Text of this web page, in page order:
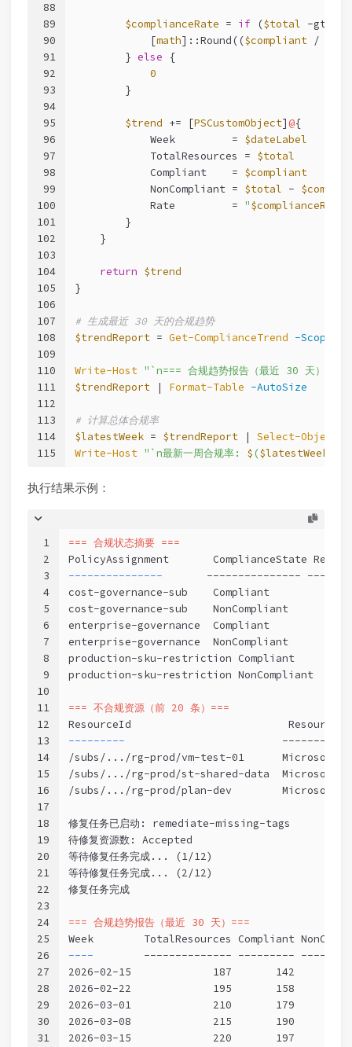
88
89
90
91
92
93
94
95
96
97
98
99
100
101
102
103
104
105
106
107
108
109
110
111
112
113
114
115
$complianceRate = if ($total -gt
            [
math]::Round(($compliant /
        }
else {
0
        }
$trend += [PSCustomObject] @{
            Week         =
$dateLabel
            TotalResources =
$total
            Compliant    =
$compliant
            NonCompliant =
$total -
            Rate         =
"$complianceRate
        }
    }
return $trend
}
# 生成最近 30 天的合规趋势
$trendReport = Get-ComplianceTrend -Scope
Write-Host "`n=== 合规趋势报告（最近 30 天）==="
$trendReport | Format-Table -AutoSize
# 计算总体合规率
$latestWeek = $trendReport | Select-Object
Write-Host "`n最新一周合规率: $ ($latestWeek
执行结果示例：
1
2
3
4
5
6
7
8
9
10
11
12
13
14
15
16
17
18
19
20
21
22
23
24
25
26
27
28
29
30
31
=== 合规状态摘要 ===
PolicyAssignment       ComplianceState
--------------- ---------------
cost-governance-sub    Compliant
cost-governance-sub    NonCompliant
enterprise-governance  Compliant
enterprise-governance  NonCompliant
production-sku-restriction Compliant
production-sku-restriction NonCompliant
=== 不合规资源（前 20 条）===
ResourceId
---------
/subs/.../rg-prod/vm-test-01
/subs/.../rg-prod/st-shared-data
/subs/.../rg-prod/plan-dev
修复任务已启动: remediate-missing-tags
待修复资源数: Accepted
等待修复任务完成... (1/12)
等待修复任务完成... (2/12)
修复任务完成
=== 合规趋势报告（最近 30 天）===
Week        TotalResources Compliant
---- -------------- ---------
2026-02-15             187       142
2026-02-22             195       158
2026-03-01             210       179
2026-03-08             215       190
2026-03-15             220       197